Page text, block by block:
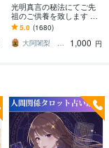
光明真言の秘法にてご先
祖のご供養を致します ご
先祖をご供養して運を開
きたい方、障りを除きた
い方に最適です
5.0 (1680)
大阿闍梨 行光坊昊正
1,000 円